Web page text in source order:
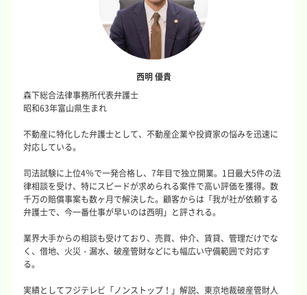
西明 優貴
森下総合法律事務所代表弁護士
昭和63年富山県生まれ
不動産に特化した弁護士として、不動産企業や投資家の悩みを迅速に
対応している。
司法試験に上位4％で一発合格し、7年目で独立開業。1日最大5件の法
律相談を受け、特にスピードが求められる案件で高い評価を獲得。数
千万の賠償事案も数ヶ月で解決した。顧客からは「我が社が依頼する
弁護士で、今一番仕事が早いのは西明」と評される。
業界大手からの相談も受けており、売買、仲介、賃貸、管理だけでな
く、借地、火災・漏水、破産管財などにも幅広い守備範囲で対応す
る。
実績としてフジテレビ「ノンストップ！」解説、東京地裁破産管財人